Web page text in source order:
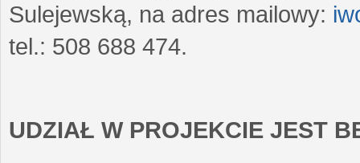
Sulejewską, na adres mailowy:
tel.: 508 688 474.
UDZIAŁ W PROJEKCIE JEST